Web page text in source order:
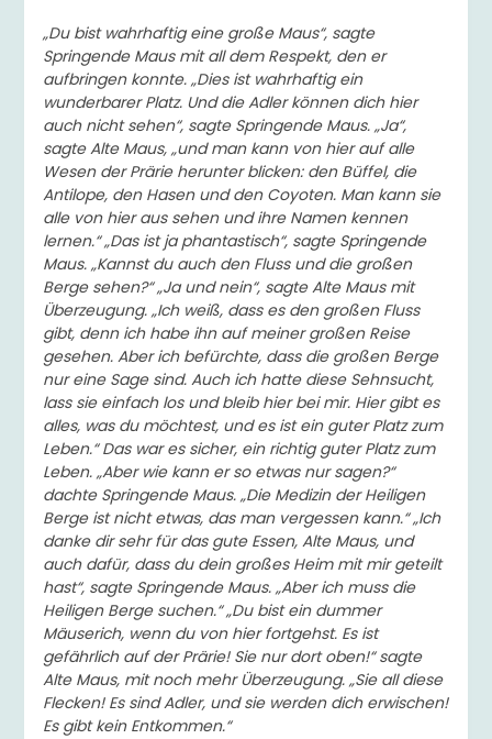
„Du bist wahrhaftig eine große Maus“, sagte
Springende Maus mit all dem Respekt, den er
aufbringen konnte. „Dies ist wahrhaftig ein
wunderbarer Platz. Und die Adler können dich hier
auch nicht sehen“, sagte Springende Maus. „Ja“,
sagte Alte Maus, „und man kann von hier auf alle
Wesen der Prärie herunter blicken: den Büffel, die
Antilope, den Hasen und den Coyoten. Man kann sie
alle von hier aus sehen und ihre Namen kennen
lernen.“ „Das ist ja phantastisch“, sagte Springende
Maus. „Kannst du auch den Fluss und die großen
Berge sehen?“ „Ja und nein“, sagte Alte Maus mit
Überzeugung. „Ich weiß, dass es den großen Fluss
gibt, denn ich habe ihn auf meiner großen Reise
gesehen. Aber ich befürchte, dass die großen Berge
nur eine Sage sind. Auch ich hatte diese Sehnsucht,
lass sie einfach los und bleib hier bei mir. Hier gibt es
alles, was du möchtest, und es ist ein guter Platz zum
Leben.“ Das war es sicher, ein richtig guter Platz zum
Leben. „Aber wie kann er so etwas nur sagen?“
dachte Springende Maus. „Die Medizin der Heiligen
Berge ist nicht etwas, das man vergessen kann.“ „Ich
danke dir sehr für das gute Essen, Alte Maus, und
auch dafür, dass du dein großes Heim mit mir geteilt
hast“, sagte Springende Maus. „Aber ich muss die
Heiligen Berge suchen.“ „Du bist ein dummer
Mäuserich, wenn du von hier fortgehst. Es ist
gefährlich auf der Prärie! Sie nur dort oben!“ sagte
Alte Maus, mit noch mehr Überzeugung. „Sie all diese
Flecken! Es sind Adler, und sie werden dich erwischen!
Es gibt kein Entkommen.“